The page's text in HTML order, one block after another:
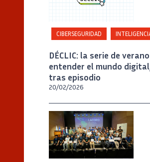
CIBERSEGURIDAD
DÉCLIC: la serie de
entender el mundo
tras episodio
20/02/2026
Crédito
LACORO